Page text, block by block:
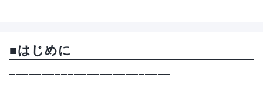
■はじめに
─────────────────────────